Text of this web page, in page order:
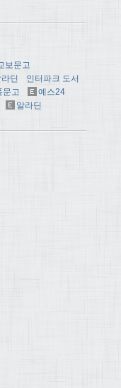
보문고
딘
인터파크 도서
문고
예스24
알라딘